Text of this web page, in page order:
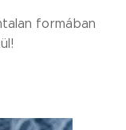
formában